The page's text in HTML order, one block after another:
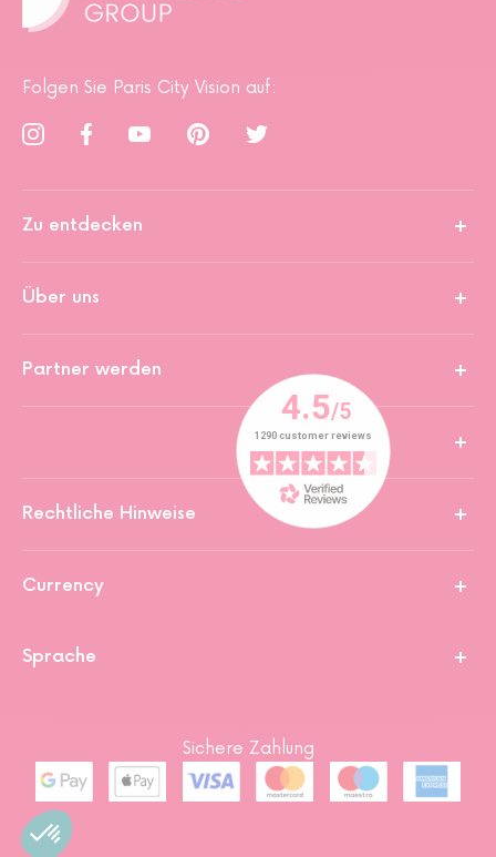
Folgen Sie Paris City Vision auf:
Zu entdecken
Über uns
Partner werden
Rechtliche Hinweise
Currency
Sprache
Sichere Zahlung